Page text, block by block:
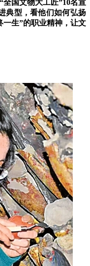
国文物大工匠”10名宣
典型，看他们如何弘扬
一生”的职业精神，让文